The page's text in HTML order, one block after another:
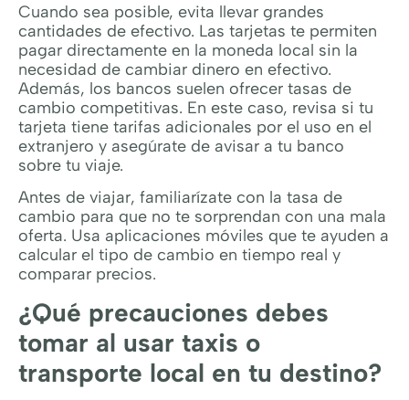
Cuando sea posible, evita llevar grandes
cantidades de efectivo. Las tarjetas te permiten
pagar directamente en la moneda local sin la
necesidad de cambiar dinero en efectivo.
Además, los bancos suelen ofrecer tasas de
cambio competitivas. En este caso, revisa si tu
tarjeta tiene tarifas adicionales por el uso en el
extranjero y asegúrate de avisar a tu banco
sobre tu viaje.
Antes de viajar, familiarízate con la tasa de
cambio para que no te sorprendan con una mala
oferta. Usa aplicaciones móviles que te ayuden a
calcular el tipo de cambio en tiempo real y
comparar precios.
¿Qué precauciones debes
tomar al usar taxis o
transporte local en tu destino?